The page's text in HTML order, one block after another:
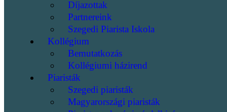
Díjazottak
Partnereink
Szegedi Piarista Iskola
Kollégium
Bemutatkozás
Kollégiumi házirend
Piaristák
Szegedi piaristák
Magyarországi piaristák